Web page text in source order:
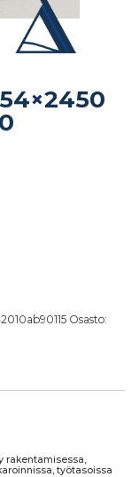
määrä
Osasto:
rakentamisessa,
työtasoissa